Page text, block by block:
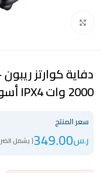
دفاية كوارتز
2000 وات IPX4 أسود – RE-7-041
سعر المنتج
ر.س349.00( يشمل